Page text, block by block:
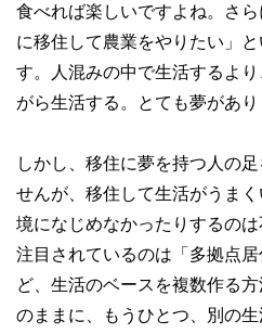
食べれば楽しいですよね。さ
に移住して農業をやりたい」
す。人混みの中で生活するよ
がら生活する。とても夢があり
しかし、移住に夢を持つ人の
せんが、移住して生活がうま
境になじめなかったりするの
注目されているのは「多拠点
ど、生活のベースを複数作る
のままに、もうひとつ、別の